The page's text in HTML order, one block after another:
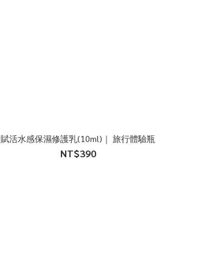
賦活水感保濕修護乳(10ml)｜ 旅行體驗瓶
NT$390